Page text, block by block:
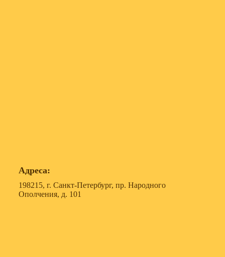
Адреса:
198215, г. Санкт-Петербург, пр. Народного
Ополчения, д. 101